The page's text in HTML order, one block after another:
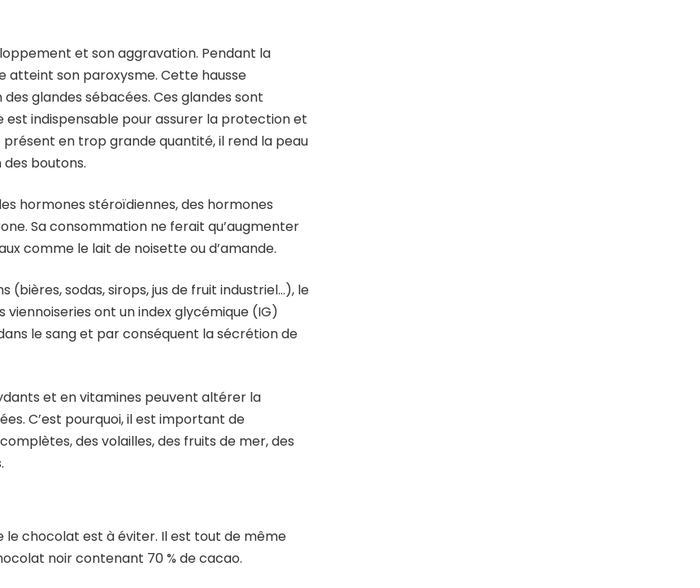
et son aggravation. Pendant la
atteint son paroxysme. Cette hausse
glandes sébacées. Ces glandes sont
est indispensable pour assurer la protection et
en trop grande quantité, il rend la peau
boutons.
hormones stéroïdiennes, des hormones
Sa consommation ne ferait qu’augmenter
comme le lait de noisette ou d’amande.
(bières, sodas, sirops, jus de fruit industriel…), le
ont un index glycémique (IG)
le sang et par conséquent la sécrétion de
et en vitamines peuvent altérer la
C’est pourquoi, il est important de
des volailles, des fruits de mer, des
le chocolat est à éviter. Il est tout de même
noir contenant 70 % de cacao.